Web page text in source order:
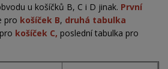
u košíčků B, C i D jinak. První
pro košíček B, druhá tabulka
košíček C, poslední tabulka pro